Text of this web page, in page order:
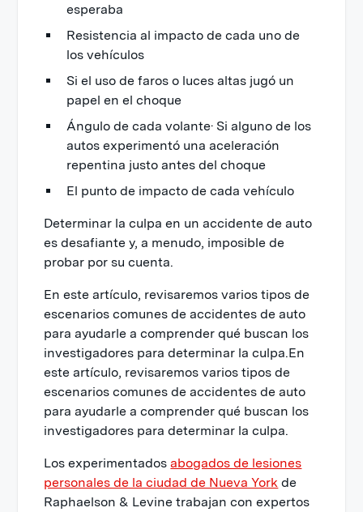
esperaba
Resistencia al impacto de cada uno de
los vehículos
Si el uso de faros o luces altas jugó un
papel en el choque
Ángulo de cada volante· Si alguno de los
autos experimentó una aceleración
repentina justo antes del choque
El punto de impacto de cada vehículo
Determinar la culpa en un accidente de auto
es desafiante y, a menudo, imposible de
probar por su cuenta.
En este artículo, revisaremos varios tipos de
escenarios comunes de accidentes de auto
para ayudarle a comprender qué buscan los
investigadores para determinar la culpa.En
este artículo, revisaremos varios tipos de
escenarios comunes de accidentes de auto
para ayudarle a comprender qué buscan los
investigadores para determinar la culpa.
Los experimentadosabogados de lesiones
personales de la ciudad de Nueva York de
Raphaelson & Levine trabajan con expertos